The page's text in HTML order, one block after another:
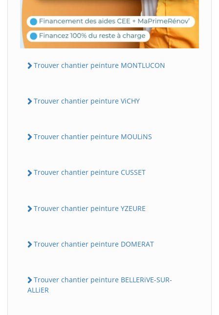
Trouver chantier peinture MONTLUCON
Trouver chantier peinture ViCHY
Trouver chantier peinture MOULiNS
Trouver chantier peinture CUSSET
Trouver chantier peinture YZEURE
Trouver chantier peinture DOMERAT
Trouver chantier peinture BELLERiVE-SUR-
ALLiER